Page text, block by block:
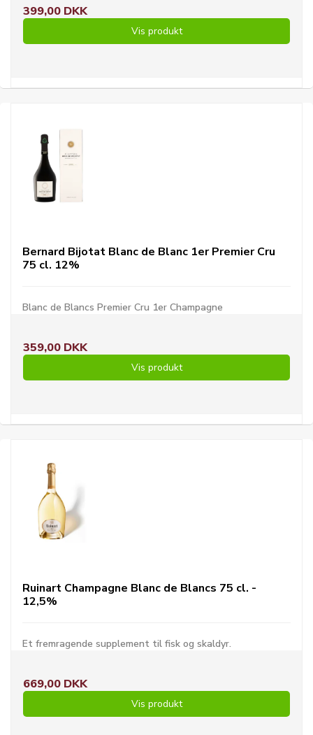
399,00 DKK
Vis produkt
Bernard Bijotat Blanc de Blanc 1er Premier Cru
75 cl. 12%
Blanc de Blancs Premier Cru 1er Champagne
359,00 DKK
Vis produkt
Ruinart Champagne Blanc de Blancs 75 cl. -
12,5%
Et fremragende supplement til fisk og skaldyr.
669,00 DKK
Vis produkt